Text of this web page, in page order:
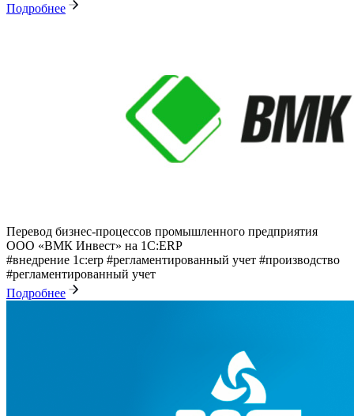
Подробнее
Перевод бизнес-процессов промышленного предприятия
ООО «ВМК Инвест» на 1С:ERP
#внедрение 1с:erp #регламентированный учет #производство
#регламентированный учет
Подробнее